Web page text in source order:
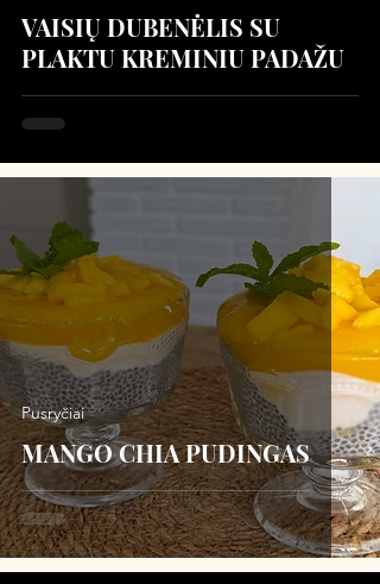
VAISIŲ DUBENĖLIS SU
PLAKTU KREMINIU PADAŽU
MANGO CHIA PUDINGAS
Pusryčiai